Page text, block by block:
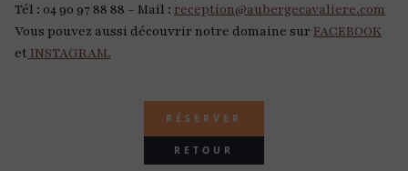
Tél : 04 90 97 88 88 – Mail : reception@aubergecavaliere.com
Vous pouvez aussi découvrir notre domaine sur FACEBOOK
etINSTAGRAM.
RÉSERVER
RETOUR